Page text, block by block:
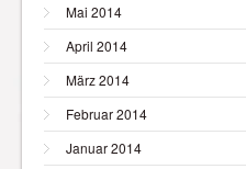
Mai 2014
April 2014
März 2014
Februar 2014
Januar 2014